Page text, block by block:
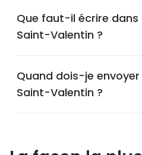
Que faut-il écrire dans
Saint-Valentin ?
Quand dois-je
Saint-Valentin ?